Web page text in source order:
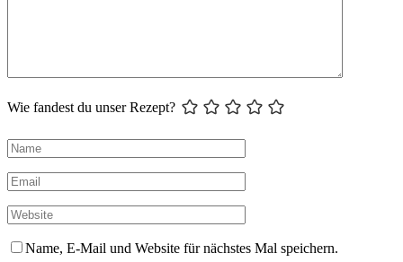
Wie fandest du unser Rezept?
Name, E-Mail und Website für nächstes Mal speichern.